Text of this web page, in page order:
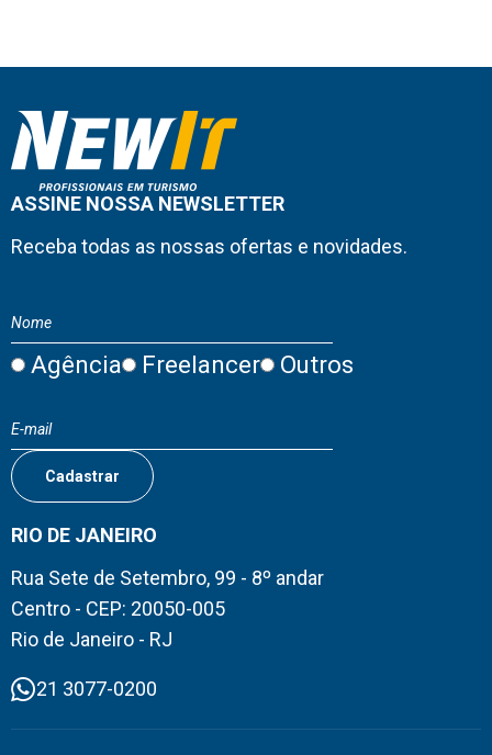
ASSINE NOSSA NEWSLETTER
Receba todas as nossas ofertas e novidades.
Agência Freelancer Outros
RIO DE JANEIRO
Rua Sete de Setembro, 99 - 8º andar
Centro - CEP: 20050-005
Rio de Janeiro - RJ
21 3077-0200